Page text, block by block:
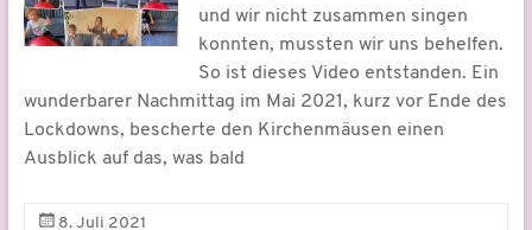
und wir nicht zusammen singen
konnten, mussten wir uns behelfen.
So ist dieses Video entstanden. Ein
wunderbarer Nachmittag im Mai 2021, kurz vor Ende des
Lockdowns, bescherte den Kirchenmäusen einen
Ausblick auf das, was bald
8. Juli 2021